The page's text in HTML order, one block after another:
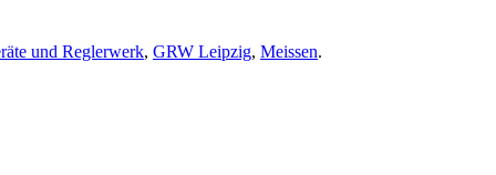
und Reglerwerk, GRW Leipzig, Meissen.